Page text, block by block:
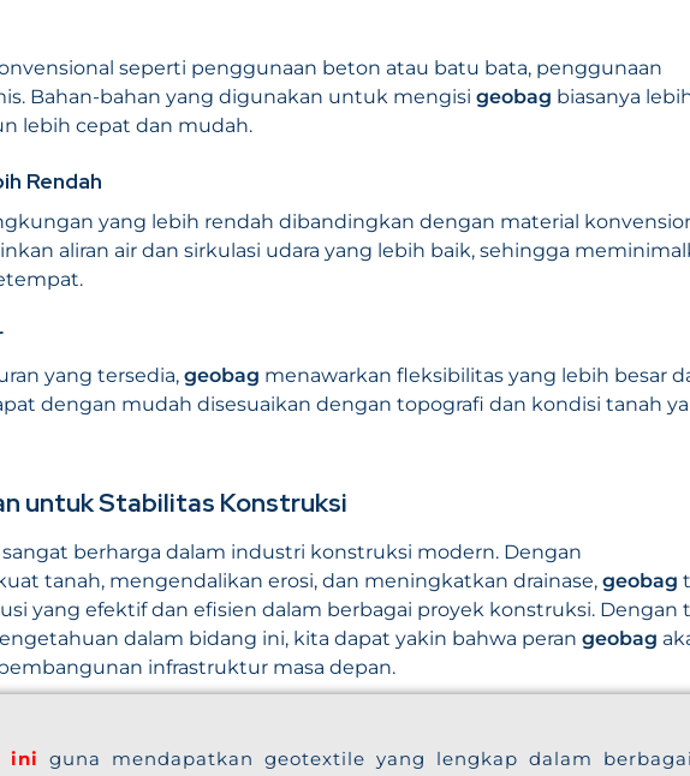
seperti penggunaan beton atau batu bata, penggunaan
Bahan-bahan yang digunakan untuk mengisi geobag biasanya
lebih cepat dan mudah.
Rendah
yang lebih rendah dibandingkan dengan material
aliran air dan sirkulasi udara yang lebih baik, sehingga
yang tersedia, geobag menawarkan fleksibilitas yang lebih besar
dengan mudah disesuaikan dengan topografi dan kondisi tanah
untuk Stabilitas Konstruksi
berharga dalam industri konstruksi modern. Dengan
tanah, mengendalikan erosi, dan meningkatkan drainase, geobag
yang efektif dan efisien dalam berbagai proyek konstruksi. Dengan
dalam bidang ini, kita dapat yakin bahwa peran geobag
infrastruktur masa depan.
ini guna mendapatkan geotextile yang lengkap dalam berbagai